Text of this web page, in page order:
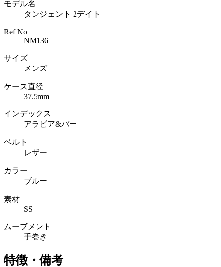
モデル名
タンジェント 2デイト
Ref No
NM136
サイズ
メンズ
ケース直径
37.5mm
インデックス
アラビア&バー
ベルト
レザー
カラー
ブルー
素材
SS
ムーブメント
手巻き
特徴・備考